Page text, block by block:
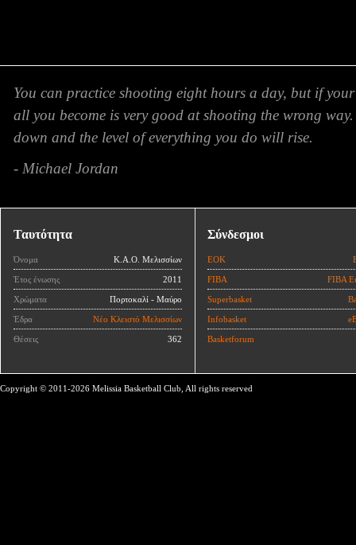
You can practice shooting eight hours a day, but if
all you become is very good at shooting the wrong
down and the level of everything you do will rise.
- Michael Jordan
Ταυτότητα
Όνομα Κ.Α.Ο. Μελισσίων
Έτος ένωσης 2011
Χρώματα Πορτοκαλί - Μαύρο
Έδρα Νέο Κλειστό Μελισσίων
Θέσεις 362
Σύνδεσμοι
ΕΟΚ
FIBA FIBA
Superbasket
Infobasket
Basketforum
Copyright © 2011-2026 Melissia Basketball Club, All rights reserved